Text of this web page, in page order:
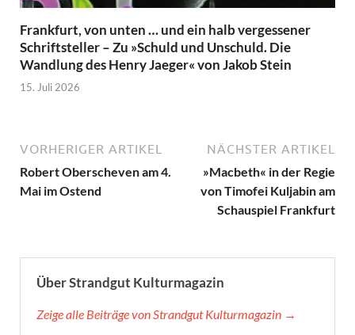
Frankfurt, von unten … und ein halb vergessener
Schriftsteller – Zu »Schuld und Unschuld. Die
Wandlung des Henry Jaeger« von Jakob Stein
15. Juli 2026
VORHERIGER ARTIKEL
Robert Oberscheven am 4.
Mai im Ostend
NÄCHSTER ARTIKEL
»Macbeth« in der Regie
von Timofei Kuljabin am
Schauspiel Frankfurt
Über Strandgut Kulturmagazin
Zeige alle Beiträge von Strandgut Kulturmagazin →